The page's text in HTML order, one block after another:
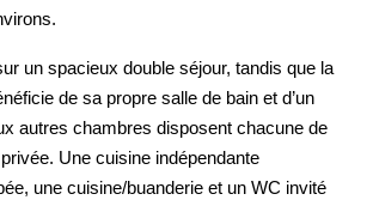
un spacieux double séjour, tandis que la
de sa propre salle de bain et d’un
autres chambres disposent chacune de
Une cuisine indépendante
une cuisine/buanderie et un WC invité